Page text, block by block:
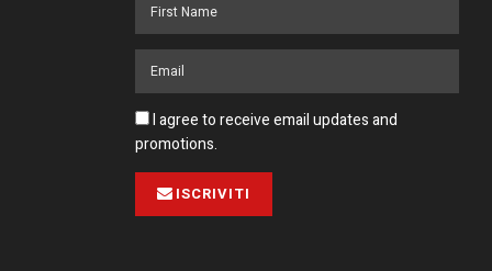
I agree to receive email updates and
promotions.
ISCRIVITI